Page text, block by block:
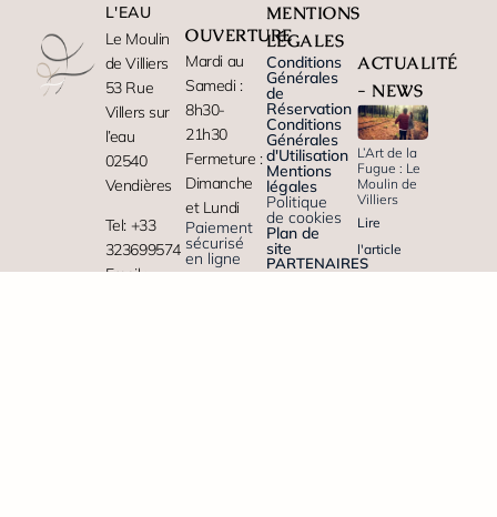
L'EAU
Le Moulin
de Villiers
53 Rue
Villers sur
l’eau
02540
Vendières
Tel: +33
323699574
Email :
OUVERTURE
Mardi au
Samedi :
8h30-
21h30
Fermeture :
Dimanche
et Lundi
Paiement
sécurisé
en ligne
MENTIONS
LÉGALES
Conditions
Générales
de
Réservation
Conditions
Générales
d'Utilisation
Mentions
légales
Politique
de cookies
Plan de
site
PARTENAIRES
ACTUALITÉ
- NEWS
L’Art de la
Fugue : Le
Moulin de
Villiers
Lire
l'article